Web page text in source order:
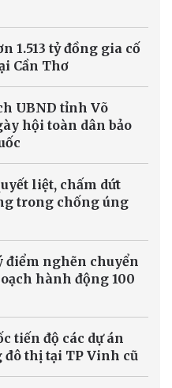
trùm châu Âu
kể từ khi bắt đầu thống kê khí
nắng nóng và khô hạn kéo
ca tử vong liên quan đến thời